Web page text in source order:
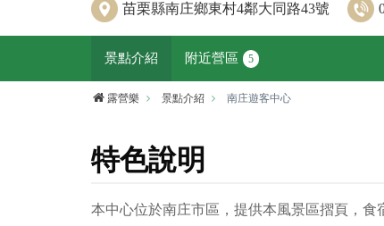
苗栗縣南庄鄉東村4鄰大同路43號
景點介紹 附近營區 5
露營樂 景點介紹 南庄遊客中心
特色說明
本中心位於南庄市區，提供本風景區摺頁，